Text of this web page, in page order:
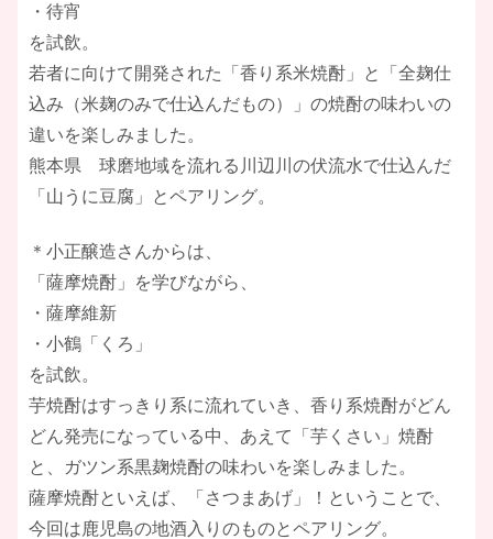
・待宵
を試飲。
若者に向けて開発された「香り系米焼酎」と「全麹仕
込み（米麹のみで仕込んだもの）」の焼酎の味わいの
違いを楽しみました。
熊本県 球磨地域を流れる川辺川の伏流水で仕込んだ
「山うに豆腐」とペアリング。
​＊小正醸造さんからは、
「薩摩焼酎」を学びながら、
・薩摩維新
・小鶴「くろ」
を試飲。
芋焼酎はすっきり系に流れていき、香り系焼酎がどん
どん発売になっている中、あえて「芋くさい」焼酎
と、ガツン系黒麹焼酎の味わいを楽しみました。
​薩摩焼酎といえば、「さつまあげ」！ということで、
今回は鹿児島の地酒入りのものとペアリング。